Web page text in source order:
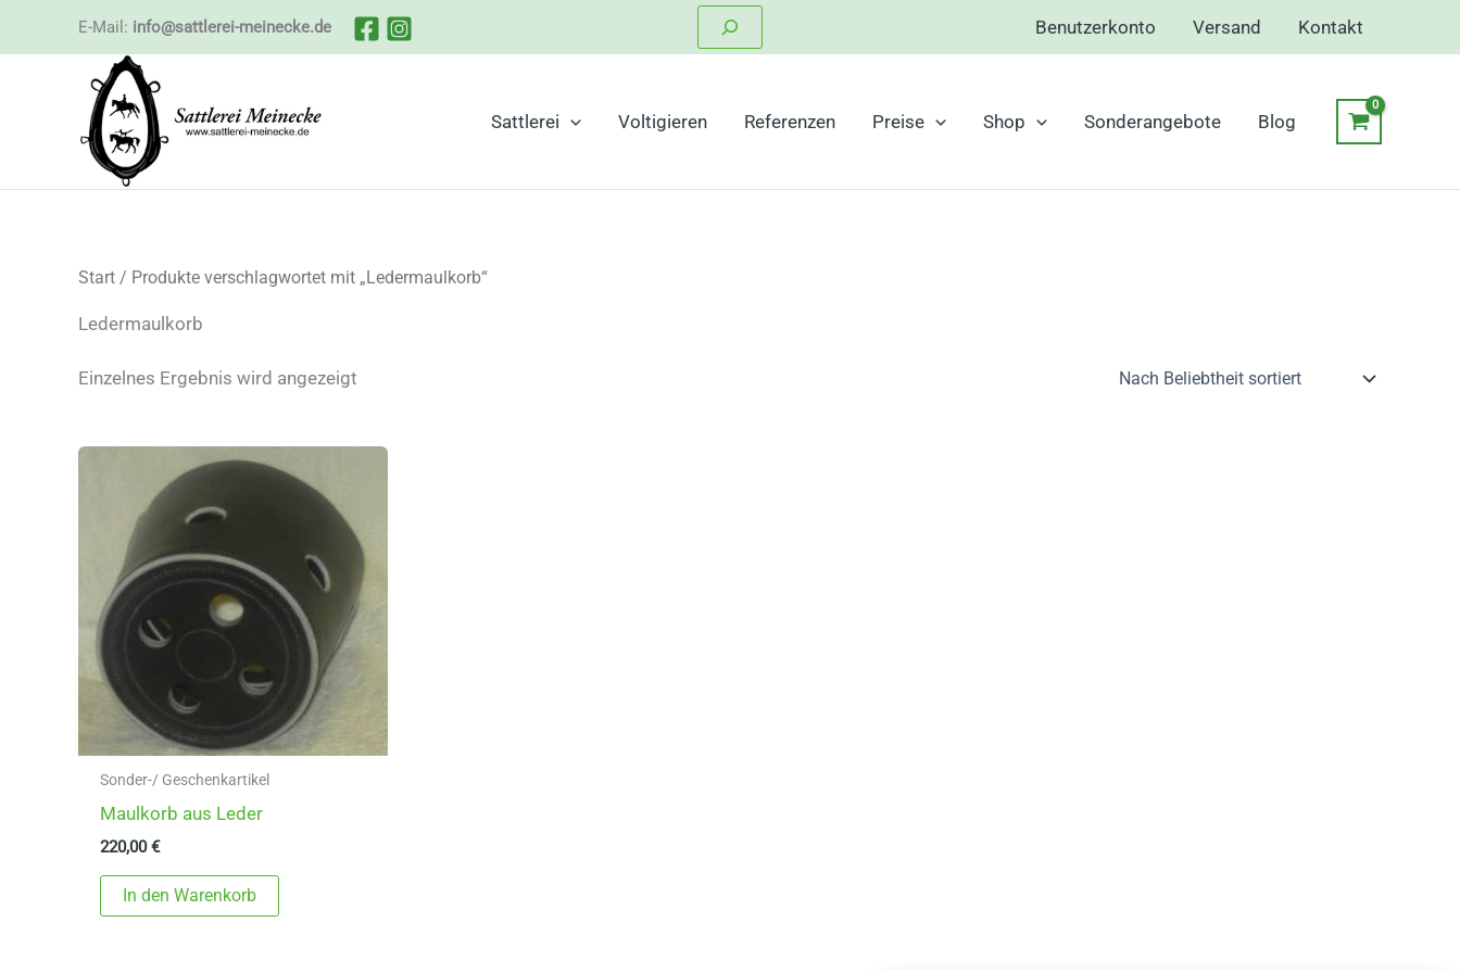
E-Mail: info@sattlerei-meinecke.de Benutzerkonto Versand Kontakt
Sattlerei Voltigieren Referenzen Preise Shop Sonderangebote Blog
Start / Produkte verschlagwortet mit „Ledermaulkorb“
Ledermaulkorb
Einzelnes Ergebnis wird angezeigt
Sonder-/ Geschenkartikel
Maulkorb aus Leder
220,00€
In den Warenkorb